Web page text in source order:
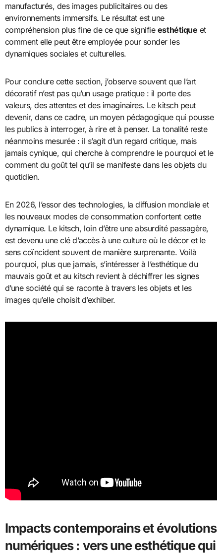
manufacturés, des images publicitaires ou des
environnements immersifs. Le résultat est une
compréhension plus fine de ce que signifie esthétique et
comment elle peut être employée pour sonder les
dynamiques sociales et culturelles.
Pour conclure cette section, j’observe souvent que l’art
décoratif n’est pas qu’un usage pratique : il porte des
valeurs, des attentes et des imaginaires. Le kitsch peut
devenir, dans ce cadre, un moyen pédagogique qui pousse
les publics à interroger, à rire et à penser. La tonalité reste
néanmoins mesurée : il s’agit d’un regard critique, mais
jamais cynique, qui cherche à comprendre le pourquoi et le
comment du goût tel qu’il se manifeste dans les objets du
quotidien.
En 2026, l’essor des technologies, la diffusion mondiale et
les nouveaux modes de consommation confortent cette
dynamique. Le kitsch, loin d’être une absurdité passagère,
est devenu une clé d’accès à une culture où le décor et le
sens coïncident souvent de manière surprenante. Voilà
pourquoi, plus que jamais, s’intéresser à l’esthétique du
mauvais goût et au kitsch revient à déchiffrer les signes
d’une société qui se raconte à travers les objets et les
images qu’elle choisit d’exhiber.
Impacts contemporains et évolutions
numériques : vers une esthétique qui